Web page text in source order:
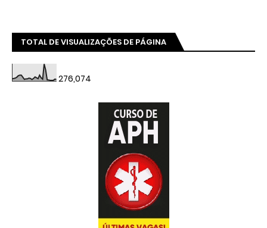
TOTAL DE VISUALIZAÇÕES DE PÁGINA
276,074